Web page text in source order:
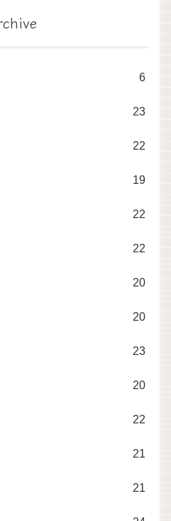
6
23
22
19
22
22
20
20
23
20
22
21
21